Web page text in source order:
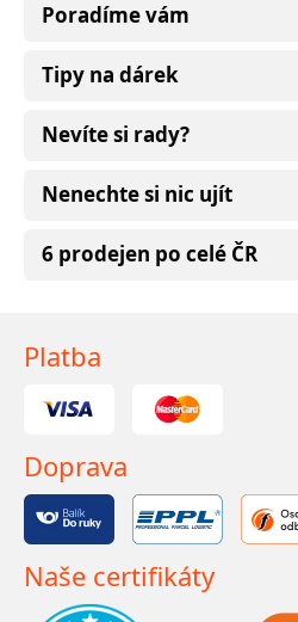
Poradíme vám
Tipy na dárek
Nevíte si rady?
Nenechte si nic ujít
6 prodejen po celé ČR
Platba
Doprava
Naše certifikáty